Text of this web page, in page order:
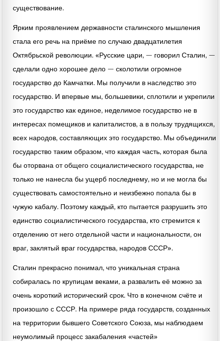
существование.
Ярким проявлением державности сталинского мышления
стала его речь на приёме по случаю двадцатилетия
Октябрьской революции. «Русские цари, — говорил Сталин, —
сделали одно хорошее дело — сколотили огромное
государство до Камчатки. Мы получили в наследство это
государство. И впервые мы, большевики, сплотили и укрепили
это государство как единое, неделимое государство не в
интересах помещиков и капиталистов, а в пользу трудящихся,
всех народов, составляющих это государство. Мы объединили
государство таким образом, что каждая часть, которая была
бы оторвана от общего социалистического государства, не
только не нанесла бы ущерб последнему, но и не могла бы
существовать самостоятельно и неизбежно попала бы в
чужую кабалу. Поэтому каждый, кто пытается разрушить это
единство социалистического государства, кто стремится к
отделению от него отдельной части и национальности, он
враг, заклятый враг государства, народов СССР».
Сталин прекрасно понимал, что уникальная страна
собиралась по крупицам веками, а развалить её можно за
очень короткий исторический срок. Что в конечном счёте и
произошло с СССР. На примере ряда государств, созданных
на территории бывшего Советского Союза, мы наблюдаем
неумолимый процесс закабаления «частей»